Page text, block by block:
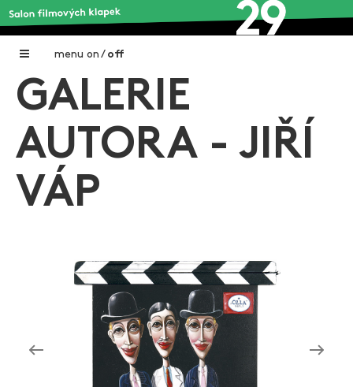
menu on / off
Home
Galerie filmových klapek
Autoři filmových klapek
Aktuální výstavy
Aukce filmových klapek
Aktuality
Zlín Film Festival
GALERIE
AUTORA - JIŘÍ
VÁP